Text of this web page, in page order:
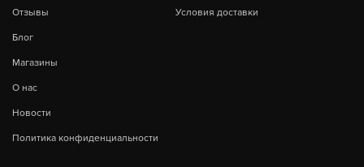
Отзывы
Блог
Магазины
О нас
Новости
Политика конфиденциальности
Условия доставки